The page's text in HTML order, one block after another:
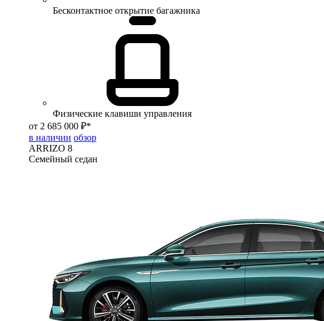
Бесконтактное открытие багажника
Физические клавиши управления
от 2 685 000 ₽*
в наличии обзор
ARRIZO 8
Семейный седан